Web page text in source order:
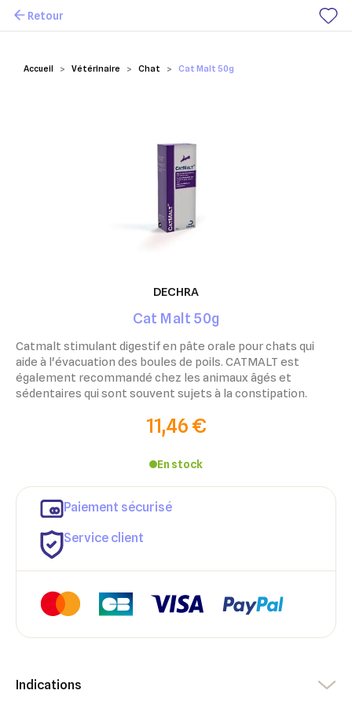
Mes favoris
Accueil Vétérinaire Chat Cat Malt 50g
Retour
DECHRA
Cat Malt 50g
Catmalt stimulant digestif en pâte orale pour chats qui
aide à l'évacuation des boules de poils. CATMALT est
également recommandé chez les animaux âgés et
sédentaires qui sont souvent sujets à la constipation.
11,46 €
En stock
Paiement sécurisé
Service client
Indications
Créer une liste d'envies ×
Connexion ×